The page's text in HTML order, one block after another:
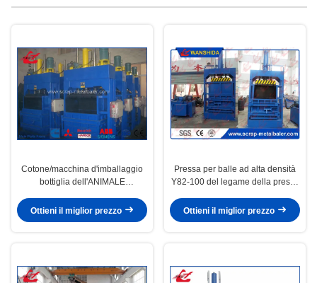
Cotone/macchina d'imballaggio
bottiglia dell'ANIMALE
controllo del Plc 100 tonnellate
Ottieni il miglior prezzo
Pressa per balle ad alta densità
Y82-100 del legame della pressa
cartone dello spreco OCC di
verticale
Ottieni il miglior prezzo